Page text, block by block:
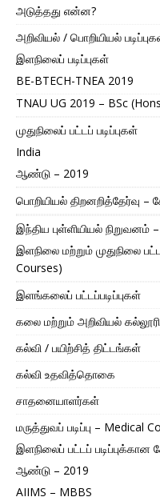
அடுத்தது என்ன?
அறிவியல் / பொறியியல்
இளநிலைப் படிப்புகள்
BE-BTECH-TNEA 2019
TNAU UG 2019 – BSc
முதுநிலைப் பட்டப் படிப்புகள்
India
ஆண்டு – 2019
பொறியியல் திறனறித்தேர்வு –
இந்திய புள்ளியியல் நிறுவனம்
இளநிலை மற்றும் முதுநிலை
Courses)
இளங்கலைப் பட்டப்படிப்புகள்
கலை மற்றும் அறிவியல்
கல்வி / பயிற்சித் திட்டங்கள்
கல்வி உதவித்தொகை
சாதனையாளர்கள்
மருத்துவப் படிப்பு – Medical
இளநிலைப் பட்டப்
ஆண்டு – 2019
AIIMS – MBBS